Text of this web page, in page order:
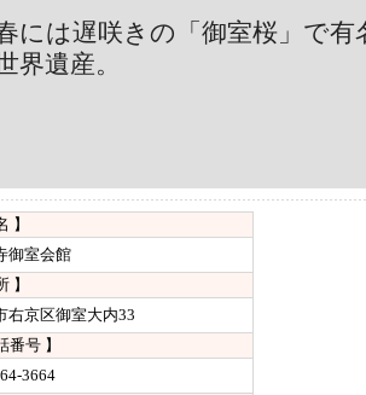
には遅咲きの「御室桜」で有
界遺産。
】
御室会館
】
右京区御室大内33
番号 】
3664